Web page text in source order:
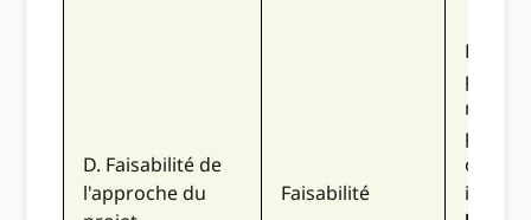
D. Faisabilité de
l'approche du
Faisabilité
Les